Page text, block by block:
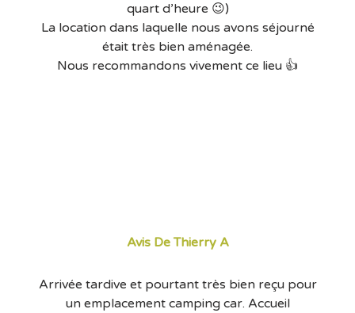
quart d’heure 😉)
La location dans laquelle nous avons séjourné
était très bien aménagée.
Nous recommandons vivement ce lieu 👍
Avis De Thierry A
Arrivée tardive et pourtant très bien reçu pour
un emplacement camping car. Accueil